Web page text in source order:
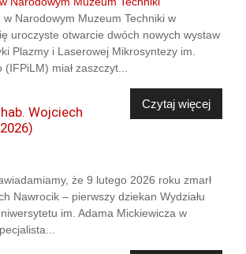
Narodowym Muzeum Techniki w
uroczyste otwarcie dwóch nowych wystaw
Plazmy i Laserowej Mikrosyntezy im.
miał zaszczyt...
Czytaj więcej
Wojciech
że 9 lutego 2026 roku zmarł
Nawrocik – pierwszy dziekan Wydziału
im. Adama Mickiewicza w